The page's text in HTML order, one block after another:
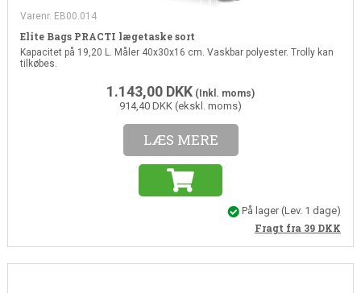
Varenr. EB00.014
Elite Bags PRACTI lægetaske sort
Kapacitet på 19,20 L. Måler 40x30x16 cm. Vaskbar polyester. Trolly kan
tilkøbes.
1.143,00 DKK (Inkl. moms)
914,40 DKK (ekskl. moms)
LÆS MERE
På lager(Lev. 1 dage)
Fragt fra 39 DKK